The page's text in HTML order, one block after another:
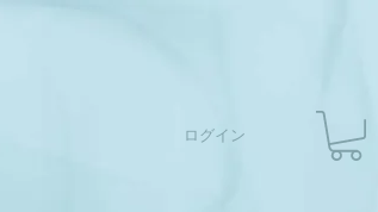
ログイン